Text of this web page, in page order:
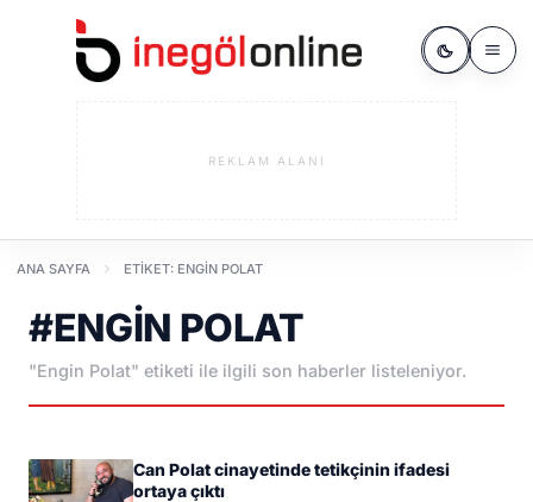
REKLAM ALANI
ANA SAYFA ETIKET: ENGIN POLAT
#ENGIN POLAT
"Engin Polat" etiketi ile ilgili son haberler listeleniyor.
Can Polat cinayetinde tetikçinin ifadesi
ortaya çıktı